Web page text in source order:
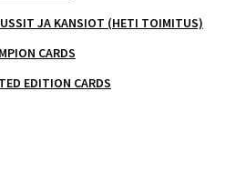
JA KANSIOT (HETI TOIMITUS)
CARDS
EDITION CARDS